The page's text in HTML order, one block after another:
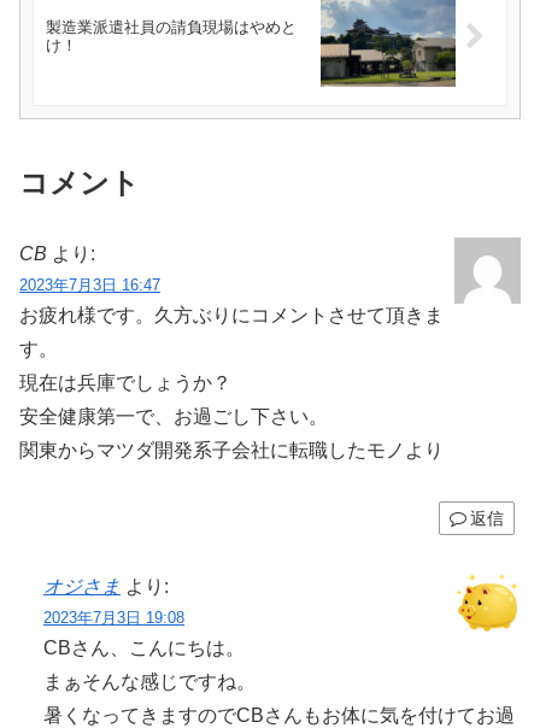
製造業派遣社員の請負現場はやめと
け！
コメント
CB より:
2023年7月3日 16:47
お疲れ様です。久方ぶりにコメントさせて頂きま
す。
現在は兵庫でしょうか？
安全健康第一で、お過ごし下さい。
関東からマツダ開発系子会社に転職したモノより
返信
オジさま より:
2023年7月3日 19:08
CBさん、こんにちは。
まぁそんな感じですね。
暑くなってきますのでCBさんもお体に気を付けてお過